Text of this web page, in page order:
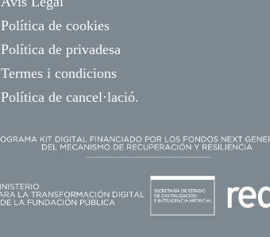
Política de cookies
Política de privadesa
Termes i condicions
Política de cancel·lació.